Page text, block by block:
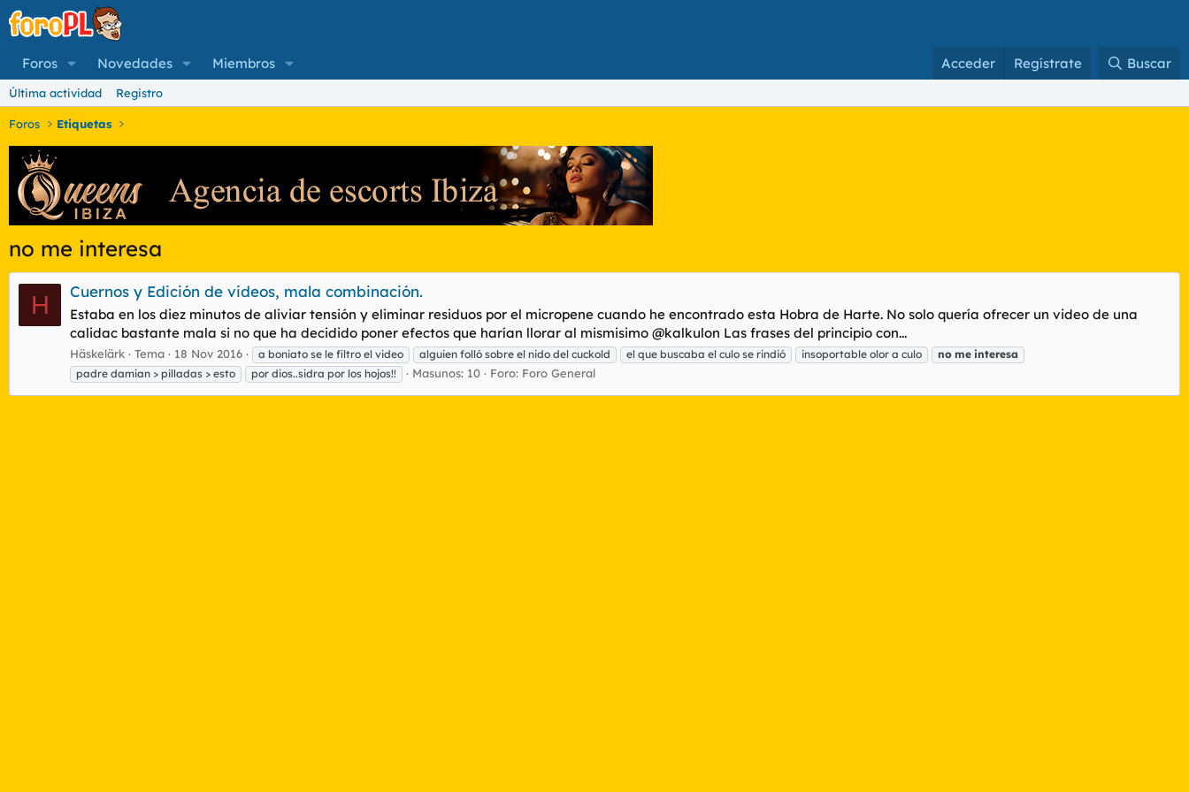
Foros Novedades Miembros Acceder Regístrate Buscar
Última actividad Registro
Foros Etiquetas
no me interesa
H Cuernos y Edición de videos, mala combinación.
Estaba en los diez minutos de aliviar tensión y eliminar residuos por el micropene cuando he encontrado esta Hobra de Harte. No solo quería ofrecer un video de una
calidac bastante mala si no que ha decidido poner efectos que harían llorar al mismisimo @kalkulon Las frases del principio con...
Häskelärk Tema 18 Nov 2016 a boniato se le filtro el video alguien folló sobre el nido del cuckold el que buscaba el culo se rindió insoportable olor a culo no me interesa
padre damian > pilladas > esto
por dios..sidra por los hojos!! Masunos: 10 Foro: Foro General